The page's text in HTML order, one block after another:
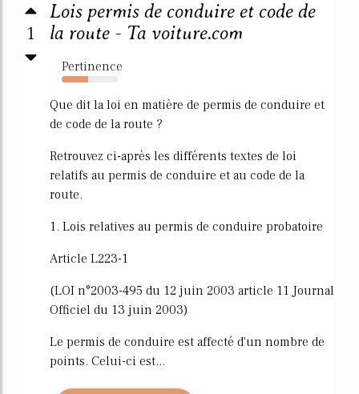
1
Lois permis de conduire et code de
la route - Ta voiture.com
Pertinence
47%
Que dit la loi en matière de permis de conduire et
de code de la route ?
Retrouvez ci-après les différents textes de loi
relatifs au permis de conduire et au code de la
route.
1. Lois relatives au permis de conduire probatoire
Article L223-1
(LOI n°2003-495 du 12 juin 2003 article 11 Journal
Officiel du 13 juin 2003)
Le permis de conduire est affecté d'un nombre de
points. Celui-ci est...